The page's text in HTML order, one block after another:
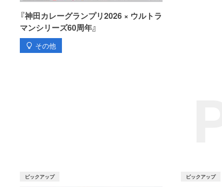
『神田カレーグランプリ2026 × ウルトラ
マンシリーズ60周年』
その他
ピックアップ ピックアップ